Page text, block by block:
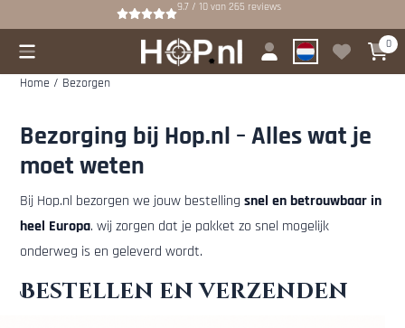
Cookievoorkeuren zijn beschikbaar. Kies instellingen of sta alle
9.7 / 10 van265 reviews
0
Home / Bezorgen
Bezorging bij Hop.nl – Alles wat je
moet weten
Bij Hop.nl bezorgen we jouw bestelling snel en betrouwbaar in
heel Europa. wij zorgen dat je pakket zo snel mogelijk
onderweg is en geleverd wordt.
Bestellen en verzenden